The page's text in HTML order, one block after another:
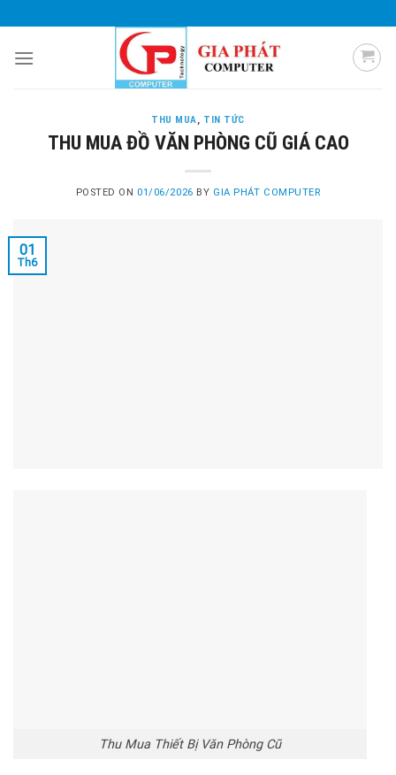
to
content
THU MUA, TIN TỨC
THU MUA ĐỒ VĂN PHÒNG CŨ GIÁ CAO
POSTED ON 01/06/2026 BY GIA PHÁT COMPUTER
01
Th6
Thu Mua Thiết Bị Văn Phòng Cũ